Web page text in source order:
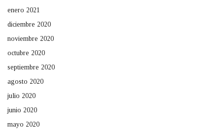
enero 2021
diciembre 2020
noviembre 2020
octubre 2020
septiembre 2020
agosto 2020
julio 2020
junio 2020
mayo 2020